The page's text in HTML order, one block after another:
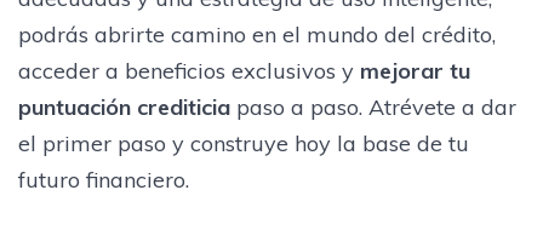
podrás abrirte camino en el mundo del crédito,
acceder a beneficios exclusivos y mejorar tu
puntuación crediticia paso a paso. Atrévete a dar
el primer paso y construye hoy la base de tu
futuro financiero.